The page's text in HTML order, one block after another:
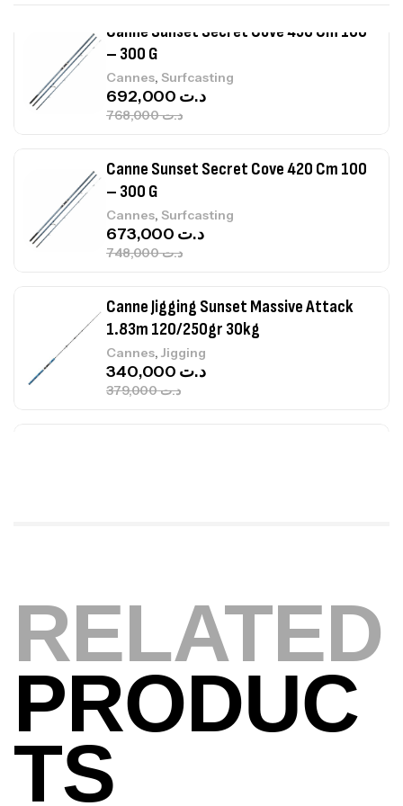
Canne Sunset Secret Cove 450 Cm 100
– 300 G
Cannes, Surfcasting
د.ت768,000
د.ت
Canne Sunset Secret Cove 420 Cm 100
– 300 G
Cannes, Surfcasting
د.ت748,000
د.ت
Canne Jigging Sunset Massive Attack
1.83m 120/250gr 30kg
Cannes,Jigging
د.ت379,000
د.ت
Accastillage bateau,Accessoires bateaux
د.ت
Canne Sunset Beachstriker Surf Hybrid
420 Cm 100-250 G
RELATED
PRODUC
TS